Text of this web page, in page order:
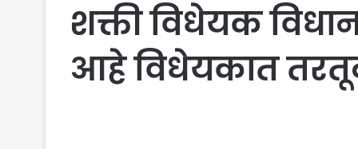
शक्ती विधेयक
आहे विधेयकात